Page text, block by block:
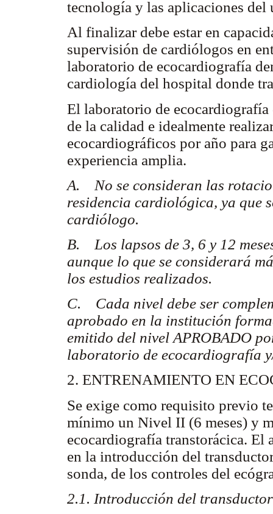
tecnología y las aplicaciones
Al finalizar debe estar en
supervisión de cardiólogos en
laboratorio de ecocardiografía
cardiología del hospital donde
El laboratorio de
de la calidad e idealmente
ecocardiográficos por año para
experiencia amplia.
A. No se consideran las
residencia cardiológica, ya que
cardiólogo.
B. Los lapsos de 3, 6 y 12
aunque lo que se considerará
los estudios realizados.
C. Cada nivel debe ser
aprobado en la institución
emitido del nivel APROBADO
laboratorio de ecocardiografía
2. ENTRENAMIENTO EN
Se exige como requisito previo
mínimo un Nivel II (6 meses) y
ecocardiografía transtorácica. El
en la introducción del
sonda, de los controles del
2.1. Introducción del transductor